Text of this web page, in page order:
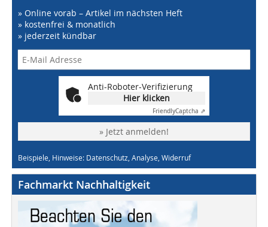
» Online vorab – Artikel im nächsten Heft
» kostenfrei & monatlich
» jederzeit kündbar
Anti-Roboter-Verifizierung
Hier klicken
FriendlyCaptcha ⇗
» Jetzt anmelden!
Beispiele, Hinweise: Datenschutz, Analyse, Widerruf
Fachmarkt Nachhaltigkeit